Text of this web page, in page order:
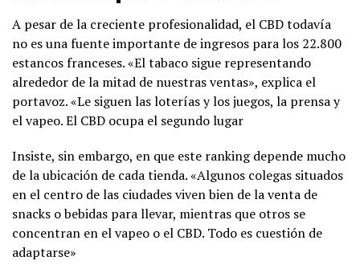
A pesar de la creciente profesionalidad, el CBD todavía
no es una fuente importante de ingresos para los 22.800
estancos franceses. «El tabaco sigue representando
alrededor de la mitad de nuestras ventas», explica el
portavoz. «Le siguen las loterías y los juegos, la prensa y
el vapeo. El CBD ocupa el segundo lugar
Insiste, sin embargo, en que este ranking depende mucho
de la ubicación de cada tienda. «Algunos colegas situados
en el centro de las ciudades viven bien de la venta de
snacks o bebidas para llevar, mientras que otros se
concentran en el vapeo o el CBD. Todo es cuestión de
adaptarse»